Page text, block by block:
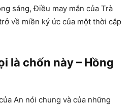
sáng, Điều may mắn của Trà
về miền ký ức của một thời cắp
là chốn này – Hồng
An nói chung và của những